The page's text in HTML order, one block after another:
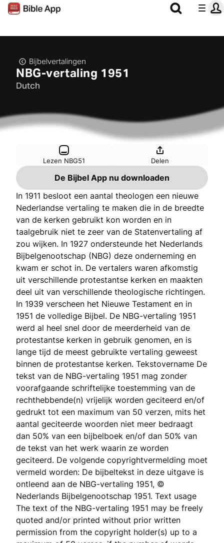
Bijbelvertalingen
NBG-vertaling 1951
Dutch
Lezen NBG51 Delen
De Bijbel App nu downloaden
In 1911 besloot een aantal theologen een nieuwe
Nederlandse vertaling te maken die in de breedte
van de kerken gebruikt kon worden en in
taalgebruik niet te zeer van de Statenvertaling af
zou wijken. In 1927 ondersteunde het Nederlands
Bijbelgenootschap (NBG) deze onderneming en
kwam er schot in. De vertalers waren afkomstig
uit verschillende protestantse kerken en maakten
deel uit van verschillende theologische richtingen.
In 1939 verscheen het Nieuwe Testament en in
1951 de volledige Bijbel. De NBG-vertaling 1951
werd al heel snel door de meerderheid van de
protestantse kerken in gebruik genomen, en is
lange tijd de meest gebruikte vertaling geweest
binnen de protestantse kerken. Tekstovername De
tekst van de NBG-vertaling 1951 mag zonder
voorafgaande schriftelijke toestemming van de
rechthebbende(n) vrijelijk worden geciteerd en/of
gedrukt tot een maximum van 50 verzen, mits het
aantal geciteerde woorden niet meer bedraagt
dan 50% van een bijbelboek en/of dan 50% van
de tekst van het werk waarin ze worden
geciteerd. De volgende copyrightvermelding moet
vermeld worden: De bijbeltekst in deze uitgave is
ontleend aan de NBG-vertaling 1951, ©
Nederlands Bijbelgenootschap 1951. Text usage
The text of the NBG-vertaling 1951 may be freely
quoted and/or printed without prior written
permission from the copyright holder(s) up to a